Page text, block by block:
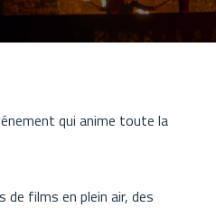
qui anime toute la
films en plein air, des